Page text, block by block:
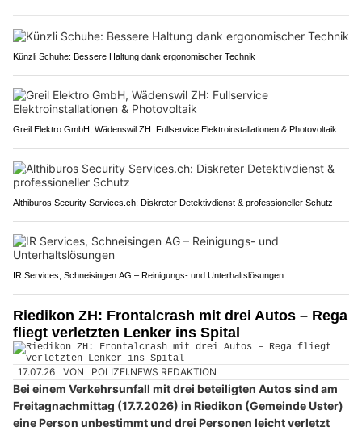
Künzli Schuhe: Bessere Haltung dank ergonomischer Technik
Greil Elektro GmbH, Wädenswil ZH: Fullservice Elektroinstallationen & Photovoltaik
Althiburos Security Services.ch: Diskreter Detektivdienst & professioneller Schutz
IR Services, Schneisingen AG – Reinigungs- und Unterhaltslösungen
Riedikon ZH: Frontalcrash mit drei Autos – Rega
fliegt verletzten Lenker ins Spital
17.07.26 VON POLIZEI.NEWS REDAKTION
Bei einem Verkehrsunfall mit drei beteiligten Autos sind am
Freitagnachmittag (17.7.2026) in Riedikon (Gemeinde Uster)
eine Person unbestimmt und drei Personen leicht verletzt